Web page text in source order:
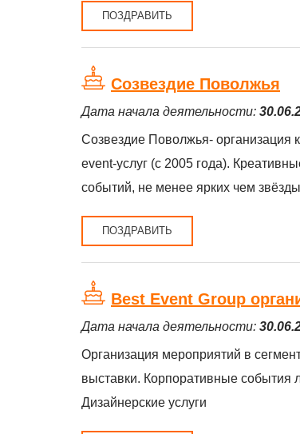
ПОЗДРАВИТЬ
Созвездие Поволжья
Дата начала деятельности:
Созвездие Поволжья- организация
event-услуг (c 2005 года).
событий, не менее ярких чем
ПОЗДРАВИТЬ
Best Event Group
Дата начала деятельности:
Организация мероприятий в
выставки. Корпоративные
Дизайнерские услуги